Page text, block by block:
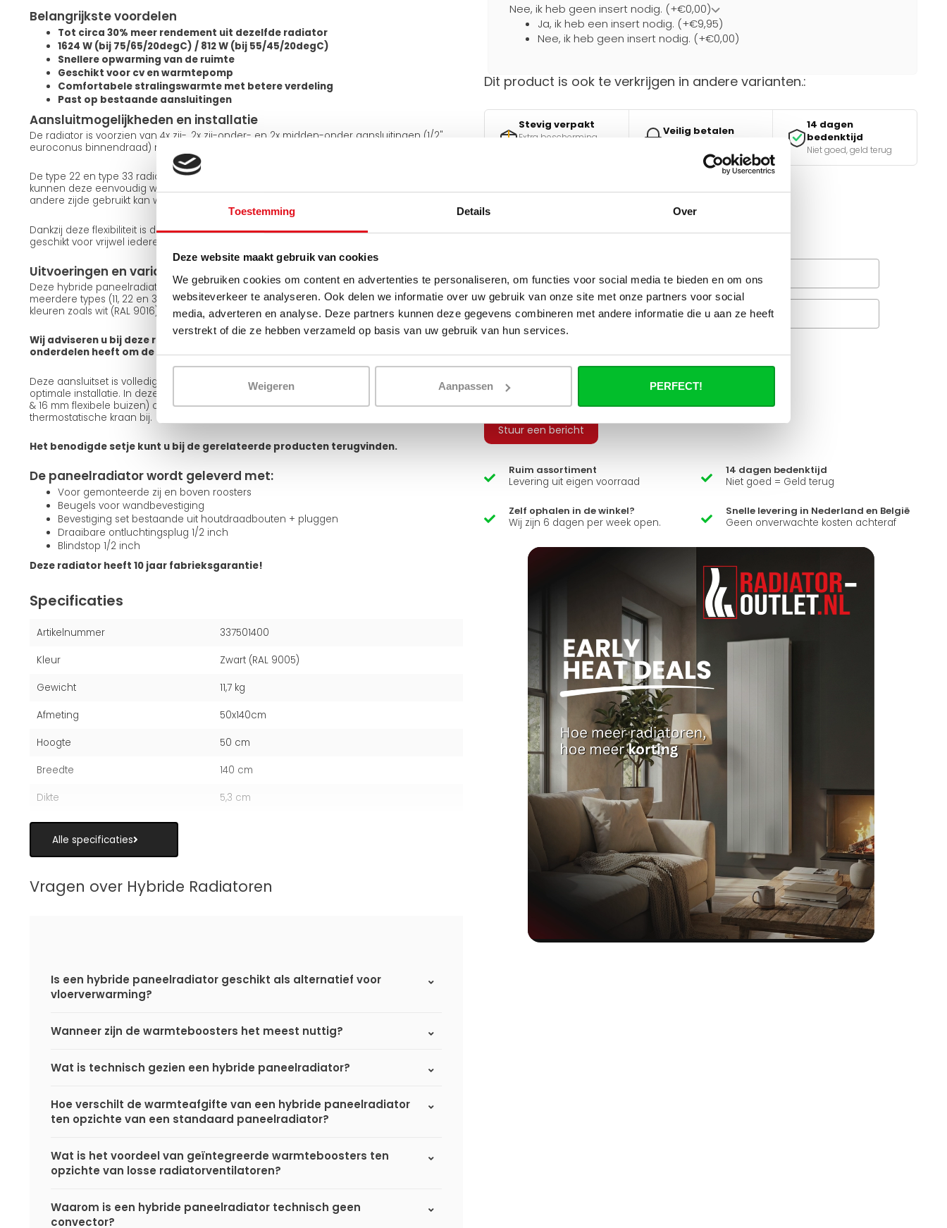
Toestemming Details Over
Deze website maakt gebruik van cookies
We gebruiken cookies om content en advertenties te personaliseren, om functies voor social media te bieden en om ons
websiteverkeer te analyseren. Ook delen we informatie over uw gebruik van onze site met onze partners voor social
media, adverteren en analyse. Deze partners kunnen deze gegevens combineren met andere informatie die u aan ze heeft
verstrekt of die ze hebben verzameld op basis van uw gebruik van hun services.
Weigeren Aanpassen PERFECT!
Belangrijkste voordelen
Tot circa 30% meer rendement uit dezelfde radiator
1624 W (bij 75/65/20degC) / 812 W (bij 55/45/20degC)
Snellere opwarming van de ruimte
Geschikt voor cv en warmtepomp
Comfortabele stralingswarmte met betere verdeling
Past op bestaande aansluitingen
Aansluitmogelijkheden en installatie
De radiator is voorzien van 4x zij-, 2x zij-onder- en 2x midden-onder aansluitingen (1/2"
euroconus binnendraad) met een standaard hartafstand aan de onderkant van 50 mm.
De type 22 en type 33 radiatoren zijn omkeerbaar. Met de meegeleverde J-consoles
kunnen deze eenvoudig worden gedraaid, waardoor dezelfde aansluiting ook aan de
andere zijde gebruikt kan worden. De type 11 uitvoering is niet omkeerbaar.
Dankzij deze flexibiliteit is de radiator eenvoudig aan te sluiten op bestaande leidingen en
geschikt voor vrijwel iedere installatiesituatie.
Uitvoeringen en varianten
Deze hybride paneelradiator is leverbaar in verschillende uitvoeringen. Je hebt keuze uit
meerdere types (11, 22 en 33), diverse frontafwerkingen zoals geribbeld, vlak of gegroefd, en
kleuren zoals wit (RAL 9016) en zwart (RAL 9005).
Wij adviseren u bij deze radiator een aansluitset mee te bestellen, zodat u alle
onderdelen heeft om de radiator op te hangen en aan te sluiten.
Deze aansluitset is volledig passend bij deze radiator en garandeert u zo een snelle en
optimale installatie. In deze set zitten alle onderdelen inclusief adapters (15 mm cv buizen
& 16 mm flexibele buizen) om de radiator aan te sluiten. Tevens zit er ook een luxe
thermostatische kraan bij.
Het benodigde setje kunt u bij de gerelateerde producten terugvinden.
De paneelradiator wordt geleverd met:
Voor gemonteerde zij en boven roosters
Beugels voor wandbevestiging
Bevestiging set bestaande uit houtdraadbouten + pluggen
Draaibare ontluchtingsplug 1/2 inch
Blindstop 1/2 inch
Deze radiator heeft 10 jaar fabrieksgarantie!
Specificaties
Artikelnummer 337501400
Kleur Zwart (RAL 9005)
Gewicht 11,7 kg
Afmeting 50x140cm
Hoogte 50 cm
Breedte 140 cm
Dikte 5,3 cm
Alle specificaties
Vragen over Hybride Radiatoren
Is een hybride paneelradiator geschikt als alternatief voor
vloerverwarming?
Wanneer zijn de warmteboosters het meest nuttig?
Wat is technisch gezien een hybride paneelradiator?
Hoe verschilt de warmteafgifte van een hybride paneelradiator
ten opzichte van een standaard paneelradiator?
Wat is het voordeel van geïntegreerde warmteboosters ten
opzichte van losse radiatorventilatoren?
Waarom is een hybride paneelradiator technisch geen
convector?
Nee, ik heb geen insert nodig. (+€0,00)
Ja, ik heb een insert nodig. (+€9,95)
Nee, ik heb geen insert nodig. (+€0,00)
Dit product is ook te verkrijgen in andere varianten.:
Stevig verpakt
Extra bescherming
Veilig betalen
14 dagen
bedenktijd
Niet goed, geld terug
Hulp nodig bij het maken van de juiste keuze?
Gebruik een van onze handige tools.
vrachtservice in uw regio?
A
Q Veelgestelde vragen
Heb je een vraag over dit product ?
Simon helpt je graag en kan al je vragen beantwoorden.
Stuur een bericht
Ruim assortiment
Levering uit eigen voorraad
14 dagen bedenktijd
Niet goed = Geld terug
Zelf ophalen in de winkel?
Wij zijn 6 dagen per week open.
Snelle levering in Nederland en België
Geen onverwachte kosten achteraf